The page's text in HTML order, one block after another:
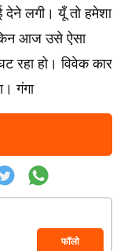
देने लगी। यूँ तो हमेशा
आज उसे ऐसा
रहा हो। विवेक कार
गंगा
फॉलो